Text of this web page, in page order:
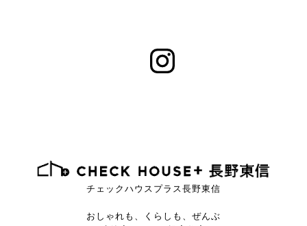
チェックハウスプラス長野東信
おしゃれも、くらしも、ぜんぶ